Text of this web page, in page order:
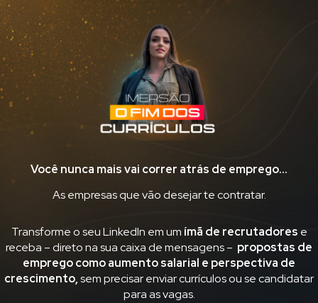
Você nunca mais vai correr atrás de emprego…
As empresas que vão desejar te contratar.
Transforme o seu LinkedIn em um ímã de recrutadores e
receba – direto na sua caixa de mensagens – propostas de
emprego como aumento salarial e perspectiva de
crescimento,sem precisar enviar currículos ou se candidatar
para as vagas.